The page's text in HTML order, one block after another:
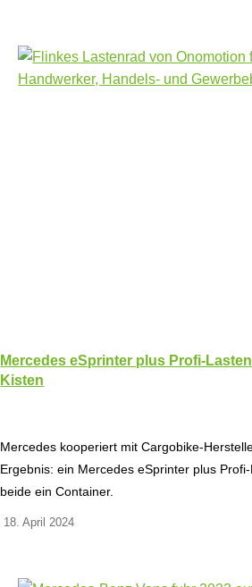
Mercedes eSprinter plus Profi-
Kisten
Mercedes kooperiert mit Cargobike-
Ergebnis: ein Mercedes eSprinter plus
beide ein Container.
18. April 2024